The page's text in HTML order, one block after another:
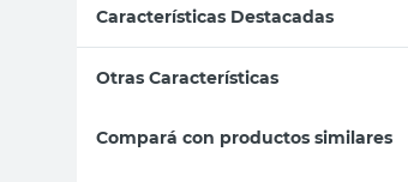
Características Destacadas
Otras Características
Compará con productos similares